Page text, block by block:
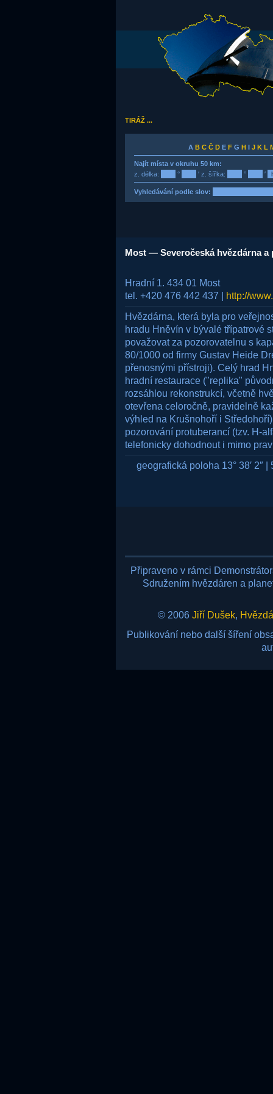
TIRÁŽ ...
A B C Č D E F G H I J K L
Najít místa v okruhu 50 km:
z. délka:
° ′ z. šířka: ° ′
Vyhledávání podle slov:
Most — Severočeská hvězdárna
Hradní 1. 434 01 Most
tel. +420 476 442 437 |
http://
Hvězdárna, která byla pro
hradu Hněvín v bývalé třípatrové
považovat za pozorovatelnu s
80/1000 od firmy Gustav Heide
přenosnými přístroji). Celý hrad
hradní restaurace ("replika"
rozsáhlou rekonstrukcí, včetně
otevřena celoročně, pravidelně
výhled na Krušnohoří i
pozorování protuberancí (tzv. H-
telefonicky dohodnout i mimo
geografická poloha 13° 38′ 2″ |
Připraveno v rámci
Sdružením hvězdáren a
© 2006 Jiří Dušek,
Publikování nebo další šíření